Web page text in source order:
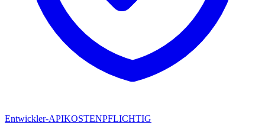
Entwickler-APIKOSTENPFLICHTIG